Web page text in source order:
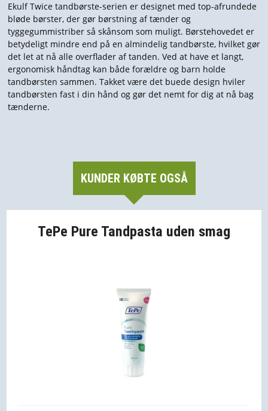
Ekulf Twice tandbørste-serien er designet med top-afrundede
bløde børster, der gør børstning af tænder og
tyggegummistriber så skånsom som muligt. Børstehovedet er
betydeligt mindre end på en almindelig tandbørste, hvilket gør
det let at nå alle overflader af tanden. Ved at have et langt,
ergonomisk håndtag kan både forældre og barn holde
tandbørsten sammen. Takket være det buede design hviler
tandbørsten fast i din hånd og gør det nemt for dig at nå bag
tænderne.
KUNDER KØBTE OGSÅ
TePe Pure Tandpasta uden smag